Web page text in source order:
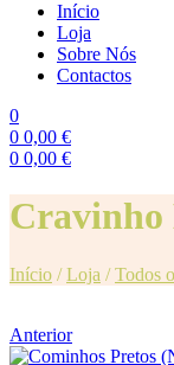
Início
Loja
Sobre Nós
Contactos
0
0 0,00 €
0 0,00 €
Cravinho
Início /Loja /Todos
Anterior